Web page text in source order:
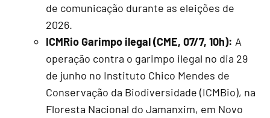
de comunicação durante as eleições de
2026.
ICMRio Garimpo ilegal (CME, 07/7, 10h): A
operação contra o garimpo ilegal no dia 29
de junho no Instituto Chico Mendes de
Conservação da Biodiversidade (ICMBio), na
Floresta Nacional do Jamanxim, em Novo